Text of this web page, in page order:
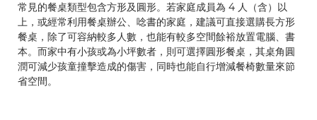
常見的餐桌類型包含方形及圓形。若家庭成員為 4 人（含）以
上，或經常利用餐桌辦公、唸書的家庭，建議可直接選購長方形
餐桌，除了可容納較多人數，也能有較多空間餘裕放置電腦、書
本。而家中有小孩或為小坪數者，則可選擇圓形餐桌，其桌角圓
潤可減少孩童撞擊造成的傷害，同時也能自行增減餐椅數量來節
省空間。